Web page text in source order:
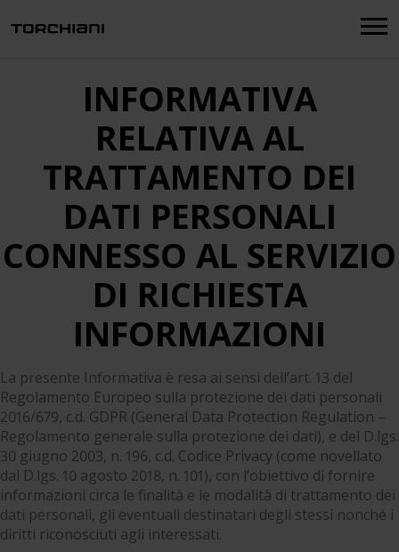
INFORMATIVA
RELATIVA AL
TRATTAMENTO DEI
DATI PERSONALI
CONNESSO AL SERVIZIO
DI RICHIESTA
INFORMAZIONI
La presente Informativa è resa ai sensi dell’art. 13 del
Regolamento Europeo sulla protezione dei dati personali
2016/679, c.d. GDPR (General Data Protection Regulation –
Regolamento generale sulla protezione dei dati), e del D.lgs.
30 giugno 2003, n. 196, c.d. Codice Privacy (come novellato
dal D.lgs. 10 agosto 2018, n. 101), con l’obiettivo di fornire
informazioni circa le finalità e le modalità di trattamento dei
dati personali, gli eventuali destinatari degli stessi nonché i
diritti riconosciuti agli interessati.